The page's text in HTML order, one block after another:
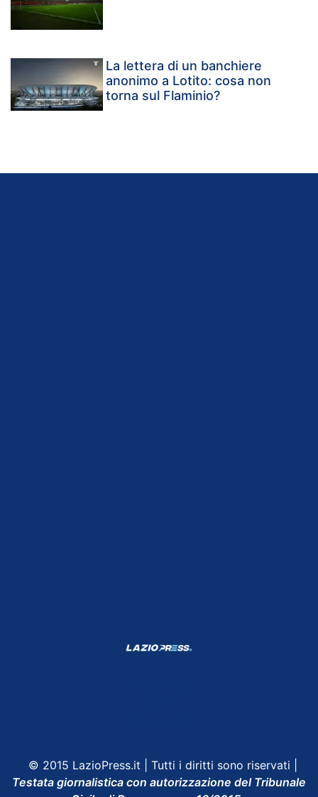
La lettera di un banchiere
anonimo a Lotito: cosa non
torna sul Flaminio?
© 2015 LazioPress.it | Tutti i diritti sono riservati |
Testata giornalistica con autorizzazione del Tribunale